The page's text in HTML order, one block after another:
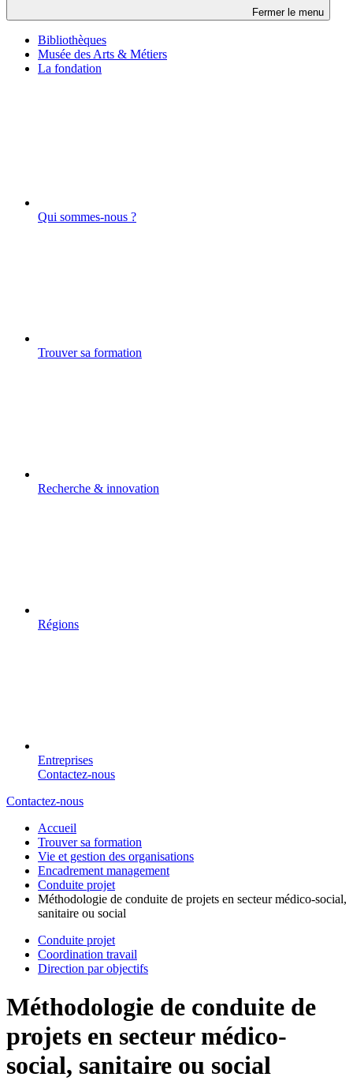
Fermer le menu
Bibliothèques
Musée des Arts & Métiers
La fondation
Qui sommes-nous ?
Trouver sa formation
Recherche & innovation
Régions
Entreprises
Contactez-nous
Contactez-nous
Accueil
Trouver sa formation
Vie et gestion des organisations
Encadrement management
Conduite projet
Méthodologie de conduite de projets en secteur médico-social,
sanitaire ou social
Conduite projet
Coordination travail
Direction par objectifs
Méthodologie de conduite de
projets en secteur médico-
social, sanitaire ou social